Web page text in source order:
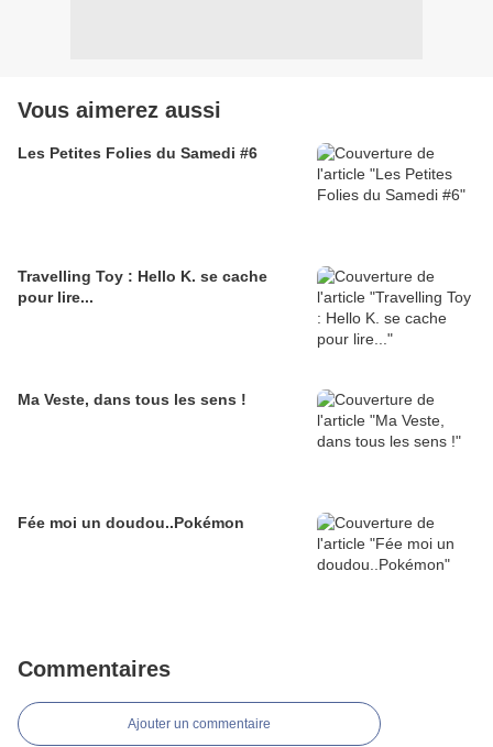
Vous aimerez aussi
Les Petites Folies du Samedi #6
Travelling Toy : Hello K. se cache
pour lire...
Ma Veste, dans tous les sens !
Fée moi un doudou..Pokémon
Commentaires
Ajouter un commentaire